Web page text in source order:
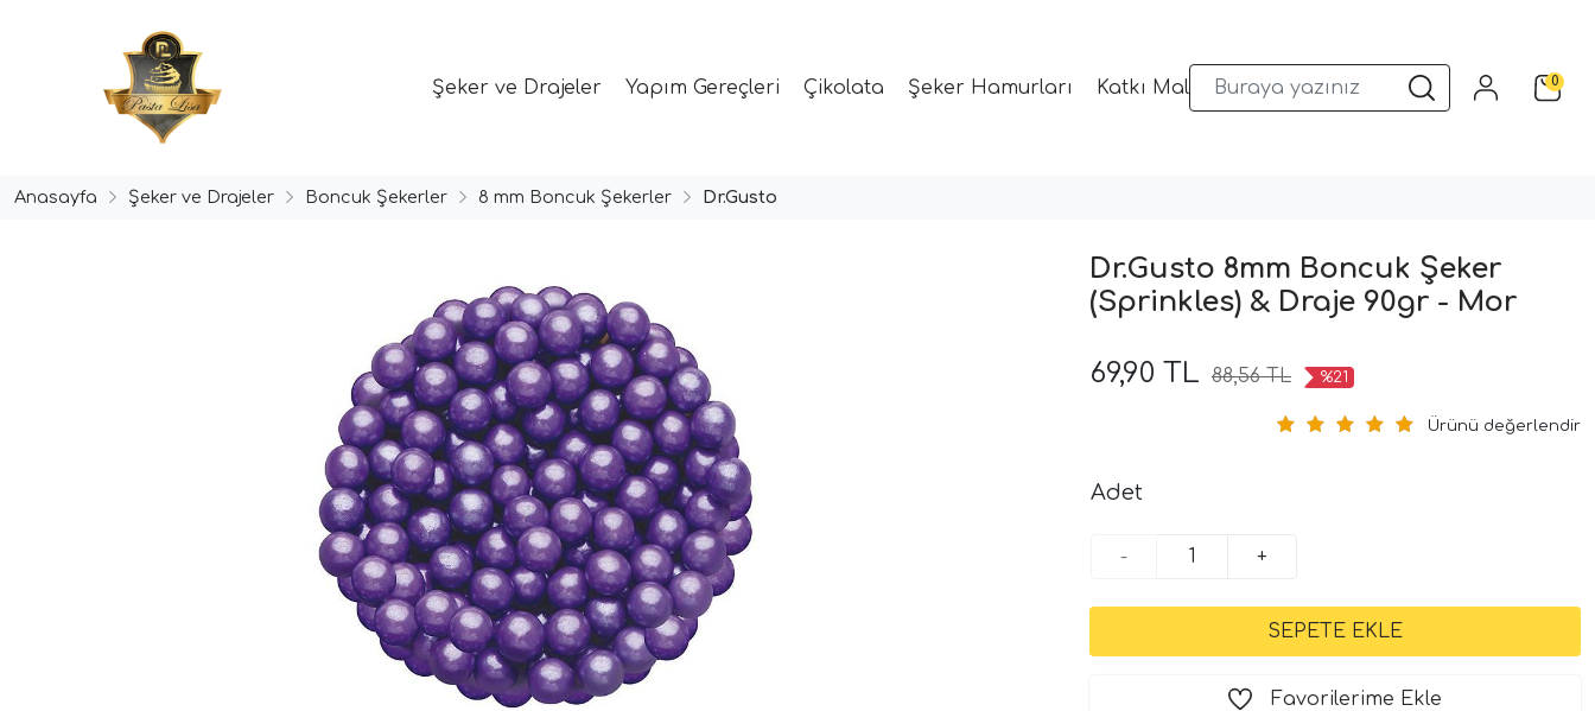
Şeker ve Drajeler Yapım Gereçleri Çikolata Şeker Hamurları Katkı Malzemeleri Sunum Gereçleri Kalıplar0
Anasayfa Şeker ve Drajeler Boncuk Şekerler 8 mm Boncuk Şekerler Dr.Gusto
Dr.Gusto 8mm Boncuk Şeker
(Sprinkles) & Draje 90gr - Mor
69,90 TL 88,56 TL %21
Ürünü değerlendir
Adet
- +
Favorilerime Ekle